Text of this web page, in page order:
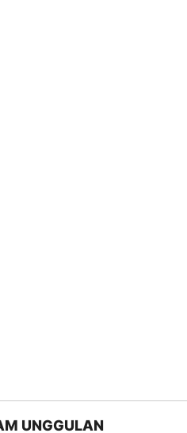
UNGGULAN